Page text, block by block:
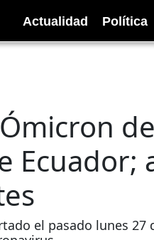
Actualidad Política
Ecuador;
el pasado lunes